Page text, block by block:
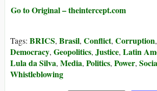
Go to Original – theintercept.com
Tags: BRICS, Brasil, Conflict, Corruption,
Democracy, Geopolitics, Justice, Latin
Lula da Silva, Media, Politics, Power,
Whistleblowing